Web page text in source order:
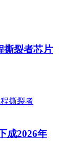
撕裂者芯片
成2026年